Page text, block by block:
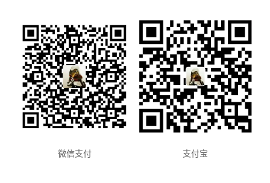
微信支付 支付宝